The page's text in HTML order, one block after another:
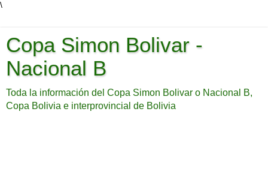
\
Copa Simon Bolivar -
Nacional B
Toda la información del Copa Simon Bolivar o Nacional B,
Copa Bolivia e interprovincial de Bolivia